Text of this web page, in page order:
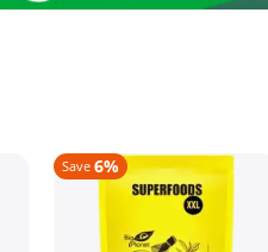
Save 6%